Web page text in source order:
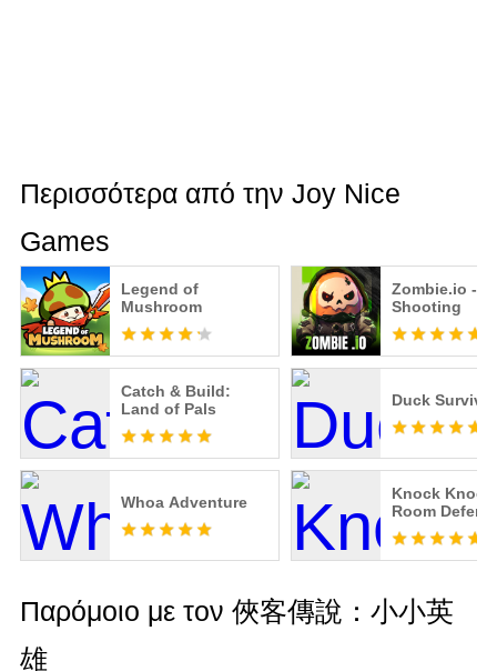
Περισσότερα από την Joy Nice
Games
Legend of
Mushroom
Zombie.io -
Shooting
Catch & Build:
Land of Pals
Duck Survival
Whoa Adventure
Knock
Room
Παρόμοιο με τον 俠客傳說：小小英
雄